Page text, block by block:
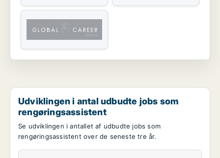
Udviklingen i antal udbudte jobs som
rengøringsassistent
Se udviklingen i antallet af udbudte jobs som
rengøringsassistent over de seneste tre år.